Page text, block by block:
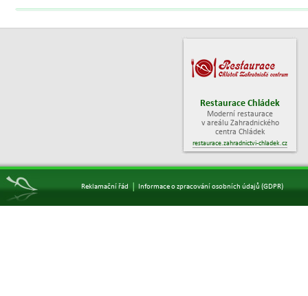
Restaurace Chládek
Moderní restaurace
v areálu Zahradnického
centra Chládek
restaurace.zahradnictvi-chladek.cz
Reklamační řád Informace o zpracování osobních údajů (GDPR)